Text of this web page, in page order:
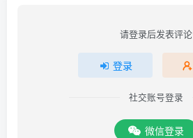
请登录后发表评论
登录
社交账号登录
微信登录